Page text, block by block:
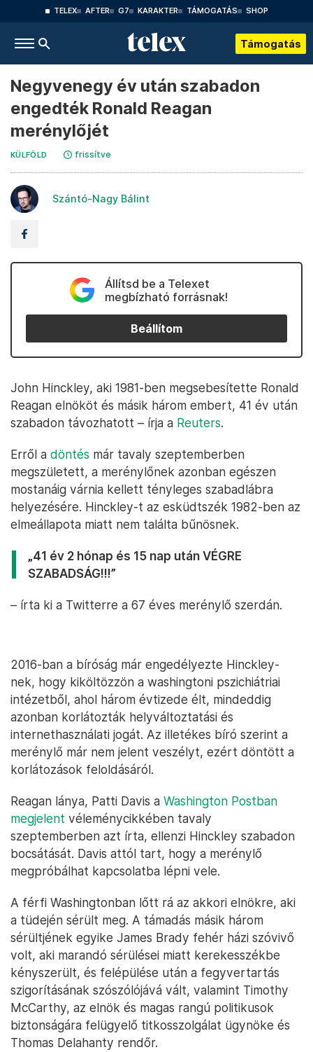
TELEX AFTER G7 KARAKTER TÁMOGATÁS SHOP
Támogatás
Negyvenegy év után szabadon
engedték Ronald Reagan
merénylőjét
KÜLFÖLD frissítve
Szántó-Nagy Bálint
Állítsd be a Telexet
megbízható forrásnak!
Beállítom
John Hinckley, aki 1981-ben megsebesítette Ronald
Reagan elnököt és másik három embert, 41 év után
szabadon távozhatott – írja a Reuters.
Erről a döntés már tavaly szeptemberben
megszületett, a merénylőnek azonban egészen
mostanáig várnia kellett tényleges szabadlábra
helyezésére. Hinckley-t az esküdtszék 1982-ben az
elmeállapota miatt nem találta bűnösnek.
„41 év 2 hónap és 15 nap után VÉGRE
SZABADSÁG!!!”
– írta ki a Twitterre a 67 éves merénylő szerdán.
2016-ban a bíróság már engedélyezte Hinckley-
nek, hogy kiköltözzön a washingtoni pszichiátriai
intézetből, ahol három évtizede élt, mindeddig
azonban korlátozták helyváltoztatási és
internethasználati jogát. Az illetékes bíró szerint a
merénylő már nem jelent veszélyt, ezért döntött a
korlátozások feloldásáról.
Reagan lánya, Patti Davis a Washington Postban
megjelent véleménycikkében tavaly
szeptemberben azt írta, ellenzi Hinckley szabadon
bocsátását. Davis attól tart, hogy a merénylő
megpróbálhat kapcsolatba lépni vele.
A férfi Washingtonban lőtt rá az akkori elnökre, aki
a tüdején sérült meg. A támadás másik három
sérültjének egyike James Brady fehér házi szóvivő
volt, aki marandó sérülései miatt kerekesszékbe
kényszerült, és felépülése után a fegyvertartás
szigorításának szószólójává vált, valamint Timothy
McCarthy, az elnök és magas rangú politikusok
biztonságára felügyelő titkosszolgálat ügynöke és
Thomas Delahanty rendőr.